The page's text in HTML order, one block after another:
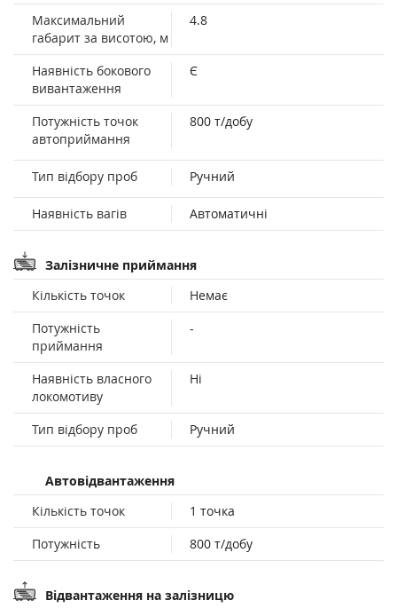
Максимальний
габарит за висотою, м
4.8
Наявність бокового
вивантаження
Є
Потужність точок
автоприймання
800 т/добу
Тип відбору проб Ручний
Наявність вагів Автоматичні
Залізничне приймання
Кількість точок
Немає
Потужність
приймання
-
Наявність власного
локомотиву
Ні
Тип відбору проб Ручний
Автовідвантаження
Кількість точок
1 точка
Потужність
800 т/добу
Відвантаження на залізницю